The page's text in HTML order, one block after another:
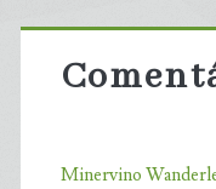
Minervino